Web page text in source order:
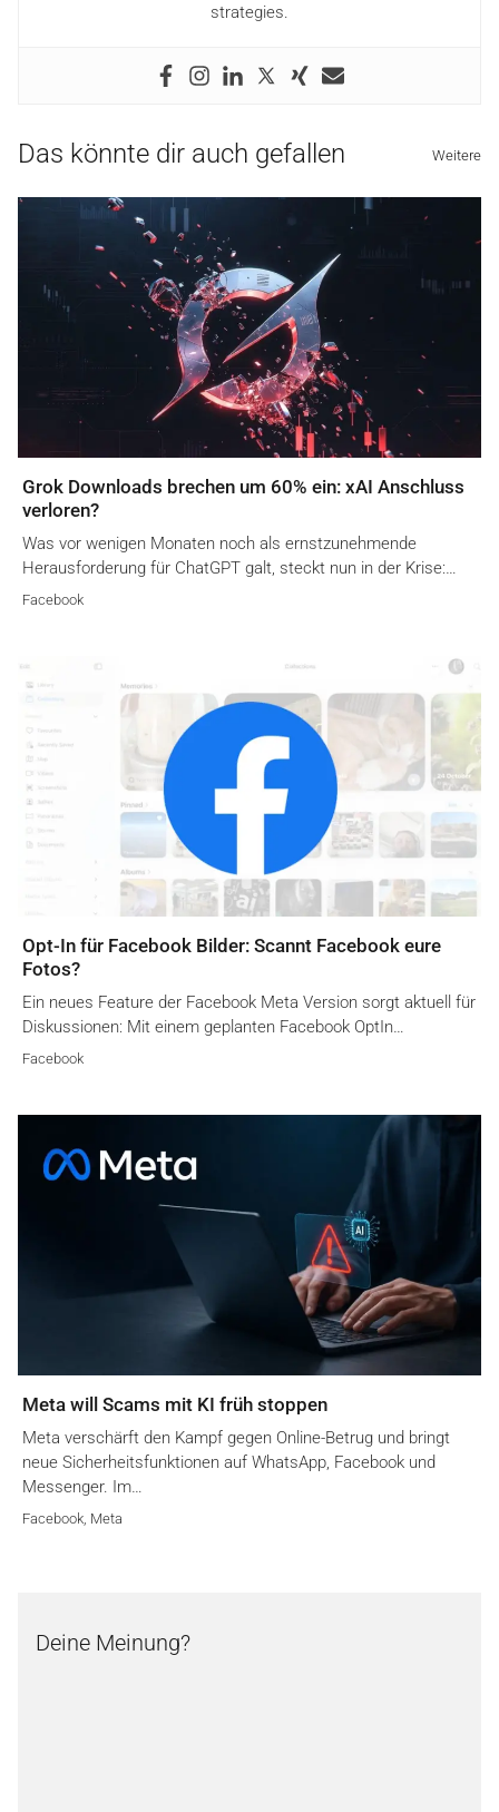
strategies.
Das könnte dir auch gefallen Weitere
Grok Downloads brechen um 60% ein: xAI Anschluss
verloren?
Was vor wenigen Monaten noch als ernstzunehmende
Herausforderung für ChatGPT galt, steckt nun in der Krise:…
Facebook
Opt-In für Facebook Bilder: Scannt Facebook eure
Fotos?
Ein neues Feature der Facebook Meta Version sorgt aktuell für
Diskussionen: Mit einem geplanten Facebook OptIn…
Facebook
Meta will Scams mit KI früh stoppen
Meta verschärft den Kampf gegen Online-Betrug und bringt
neue Sicherheitsfunktionen auf WhatsApp, Facebook und
Messenger. Im…
Facebook Meta
Deine Meinung?